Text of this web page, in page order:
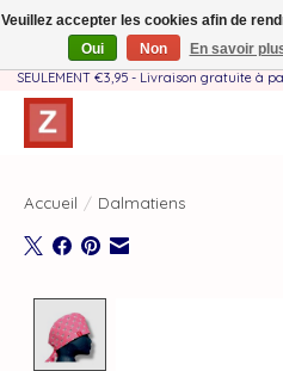
Fait à la main par une équipe mère-fille❤️
SEULEMENT €3,95 - Livraison gratuite à
Accueil / Dalmatiens
Veuillez accepter les cookies afin de
Oui
Non En savoir